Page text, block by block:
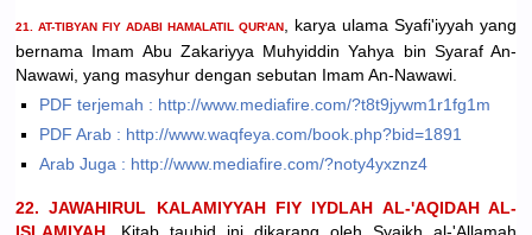
21. AT-TIBYAN FIY ADABI HAMALATIL QUR'AN, karya ulama Syafi'iyyah yang
bernama Imam Abu Zakariyya Muhyiddin Yahya bin Syaraf An-
Nawawi, yang masyhur dengan sebutan Imam An-Nawawi.
PDF terjemah : http://www.mediafire.com/?t8t9jywm1r1fg1m
PDF Arab : http://www.waqfeya.com/book.php?bid=1891
Arab Juga : http://www.mediafire.com/?noty4yxznz4
22. JAWAHIRUL KALAMIYYAH FIY IYDLAH AL-'AQIDAH AL-